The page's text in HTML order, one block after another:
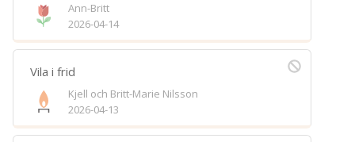
Ann-Britt
2026-04-14
Vila i frid
Kjell och Britt-Marie Nilsson
2026-04-13